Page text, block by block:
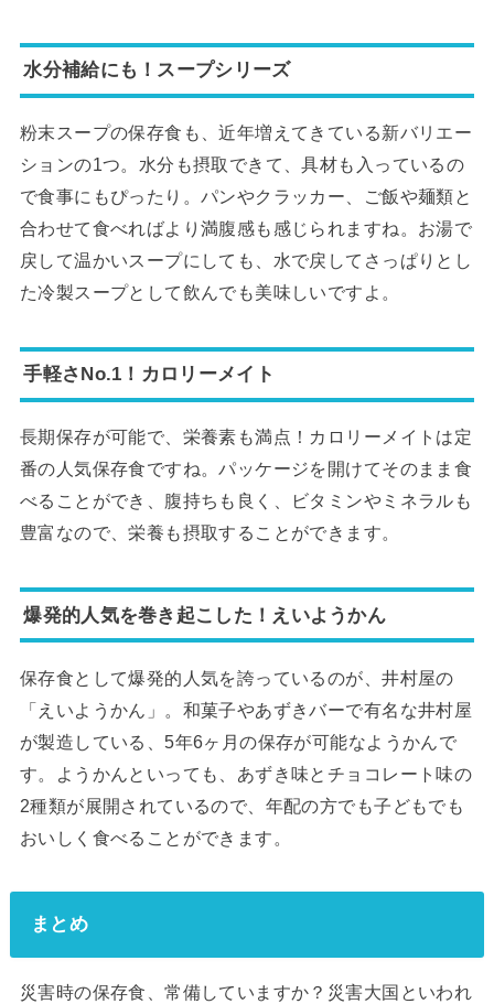
水分補給にも！スープシリーズ
粉末スープの保存食も、近年増えてきている新バリエー
ションの1つ。水分も摂取できて、具材も入っているの
で食事にもぴったり。パンやクラッカー、ご飯や麺類と
合わせて食べればより満腹感も感じられますね。お湯で
戻して温かいスープにしても、水で戻してさっぱりとし
た冷製スープとして飲んでも美味しいですよ。
手軽さNo.1！カロリーメイト
長期保存が可能で、栄養素も満点！カロリーメイトは定
番の人気保存食ですね。パッケージを開けてそのまま食
べることができ、腹持ちも良く、ビタミンやミネラルも
豊富なので、栄養も摂取することができます。
爆発的人気を巻き起こした！えいようかん
保存食として爆発的人気を誇っているのが、井村屋の
「えいようかん」。和菓子やあずきバーで有名な井村屋
が製造している、5年6ヶ月の保存が可能なようかんで
す。ようかんといっても、あずき味とチョコレート味の
2種類が展開されているので、年配の方でも子どもでも
おいしく食べることができます。
まとめ
災害時の保存食、常備していますか？災害大国といわれ